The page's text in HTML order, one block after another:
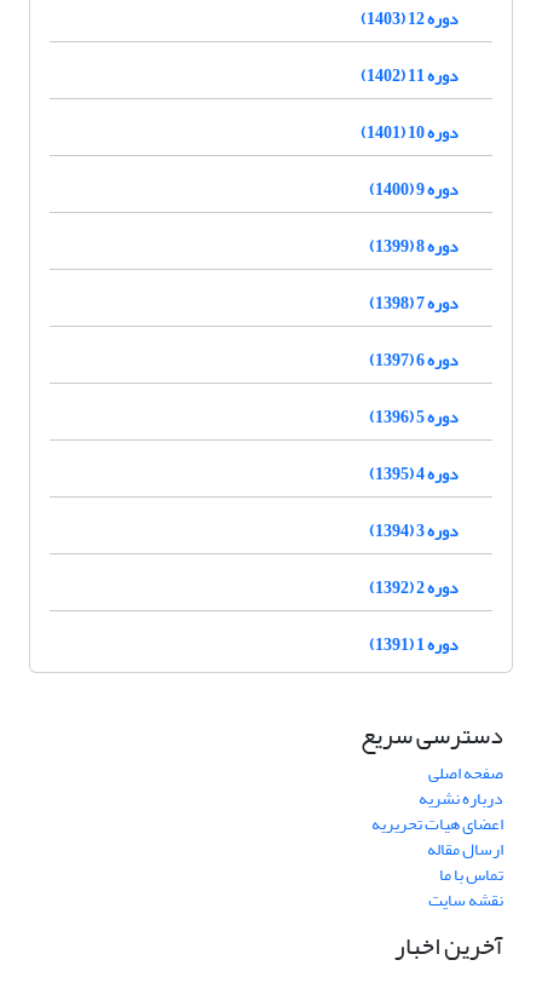
دوره 12 (1403)
دوره 11 (1402)
دوره 10 (1401)
دوره 9 (1400)
دوره 8 (1399)
دوره 7 (1398)
دوره 6 (1397)
دوره 5 (1396)
دوره 4 (1395)
دوره 3 (1394)
دوره 2 (1392)
دوره 1 (1391)
دسترسی سریع
صفحه اصلی
درباره نشریه
اعضای هیات تحریریه
ارسال مقاله
تماس با ما
نقشه سایت
آخرین اخبار